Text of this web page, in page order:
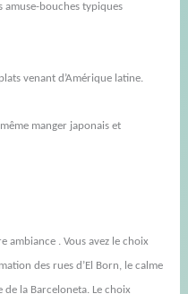
amuse-bouches typiques
venant d’Amérique latine.
manger japonais et
ambiance . Vous avez le choix
des rues d’El Born, le calme
la Barceloneta. Le choix